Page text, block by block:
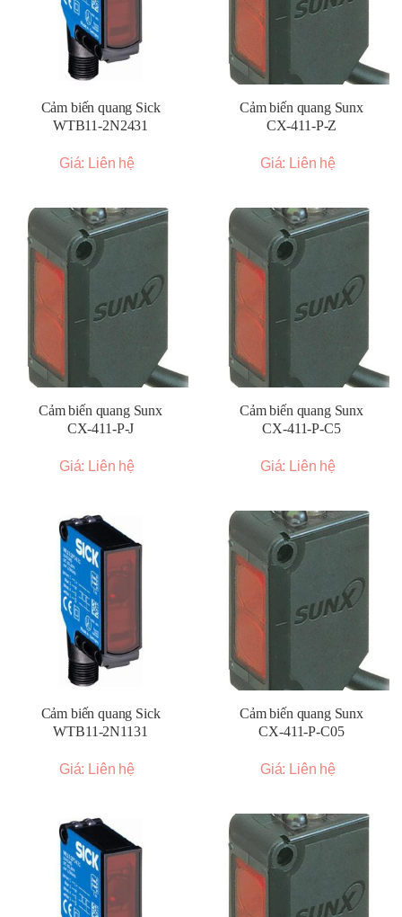
Cảm biến quang Sick
WTB11-2N2431
Giá: Liên hệ
Cảm biến quang Sunx
CX-411-P-Z
Giá: Liên hệ
Cảm biến quang Sunx
CX-411-P-J
Giá: Liên hệ
Cảm biến quang Sunx
CX-411-P-C5
Giá: Liên hệ
Cảm biến quang Sick
WTB11-2N1131
Giá: Liên hệ
Cảm biến quang Sunx
CX-411-P-C05
Giá: Liên hệ